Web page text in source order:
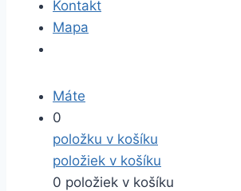
Kontakt
Mapa
Máte
0
položku v košíku
položiek v košíku
0 položiek v košíku